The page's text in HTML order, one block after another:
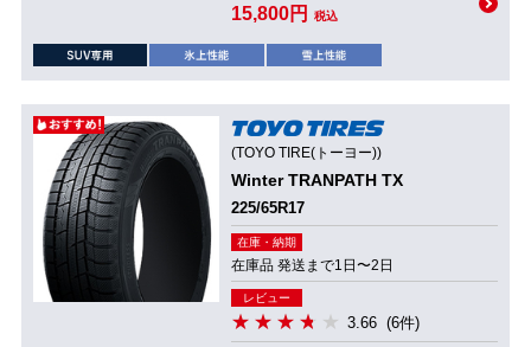
15,800円 税込
(TOYO TIRE(トーヨー))
Winter TRANPATH TX
225/65R17
在庫・納期
在庫品 発送まで1日〜2日
レビュー
3.66 (6件)